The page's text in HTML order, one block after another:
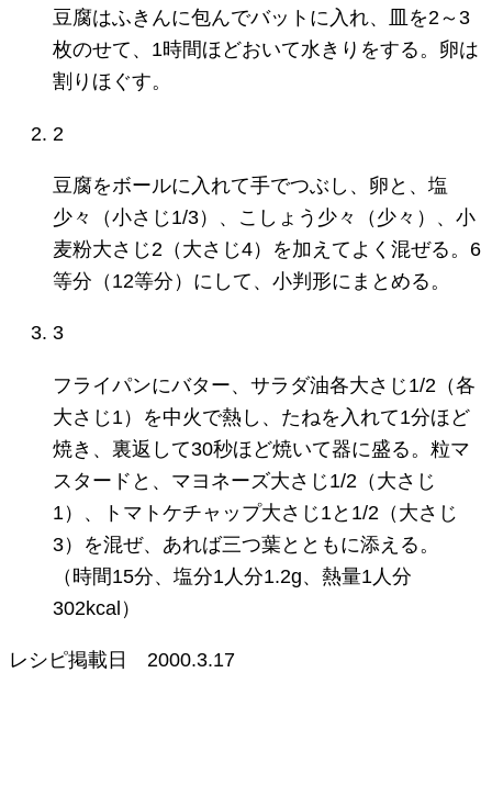
豆腐はふきんに包んでバットに入れ、皿を2～3
枚のせて、1時間ほどおいて水きりをする。卵は
割りほぐす。
2
豆腐をボールに入れて手でつぶし、卵と、塩
少々（小さじ1/3）、こしょう少々（少々）、小
麦粉大さじ2（大さじ4）を加えてよく混ぜる。6
等分（12等分）にして、小判形にまとめる。
3
フライパンにバター、サラダ油各大さじ1/2（各
大さじ1）を中火で熱し、たねを入れて1分ほど
焼き、裏返して30秒ほど焼いて器に盛る。粒マ
スタードと、マヨネーズ大さじ1/2（大さじ
1）、トマトケチャップ大さじ1と1/2（大さじ
3）を混ぜ、あれば三つ葉とともに添える。
（時間15分、塩分1人分1.2g、熱量1人分
302kcal）
レシピ掲載日 2000.3.17